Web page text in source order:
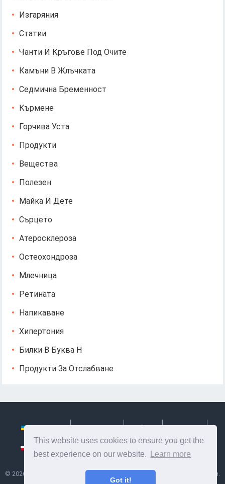
This website uses cookies to ensure you get the
best experience on our website.
Learn more
Got it!
Изгаряния
Статии
Чанти И Кръгове Под Очите
Камъни В Жлъчката
Седмична Бременност
Кърмене
Горчива Уста
Продукти
Вещества
Полезен
Майка И Дете
Сърцето
Атеросклероза
Остеохондроза
Млечница
Ретината
Напикаване
Хипертония
Билки В Буква Н
Продукти За Отслабване
© 2026
- Полезна информация и съвети за грижа за себе си.